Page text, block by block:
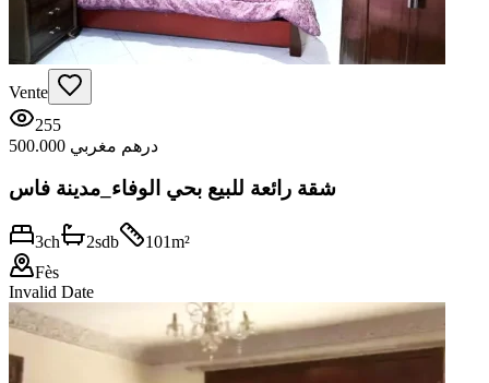
Vente
255
500.000 درهم مغربي
شقة رائعة للبيع بحي الوفاء_مدينة فاس
3ch 2sdb 101m²
Fès
Invalid Date